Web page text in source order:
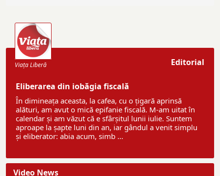
Editorial
Viaţa Liberă
Eliberarea din iobăgia fiscală
În dimineața aceasta, la cafea, cu o țigară aprinsă
alături, am avut o mică epifanie fiscală. M-am uitat în
calendar și am văzut că e sfârșitul lunii iulie. Suntem
aproape la șapte luni din an, iar gândul a venit simplu
și eliberator: abia acum, simb ...
Video News